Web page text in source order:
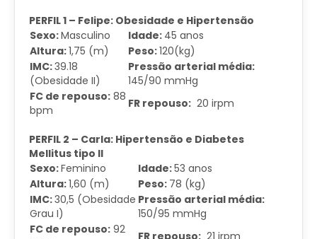
PERFIL 1 – Felipe: Obesidade e Hipertensão
Sexo:Masculino Idade: 45 anos
Altura:1,75 (m) Peso:120(kg)
IMC:39.18
(Obesidade II)
Pressão arterial média:
145/90 mmHg
FC de repouso: 88
bpm
FR repouso: 20 irpm
PERFIL 2 – Carla: Hipertensão e Diabetes
Mellitus tipo II
Sexo:Feminino Idade:53 anos
Altura:1,60 (m) Peso: 78 (kg)
IMC:30,5 (Obesidade
Grau I)
Pressão arterial média:
150/95 mmHg
FC de repouso: 92
FR repouso: 21 irpm